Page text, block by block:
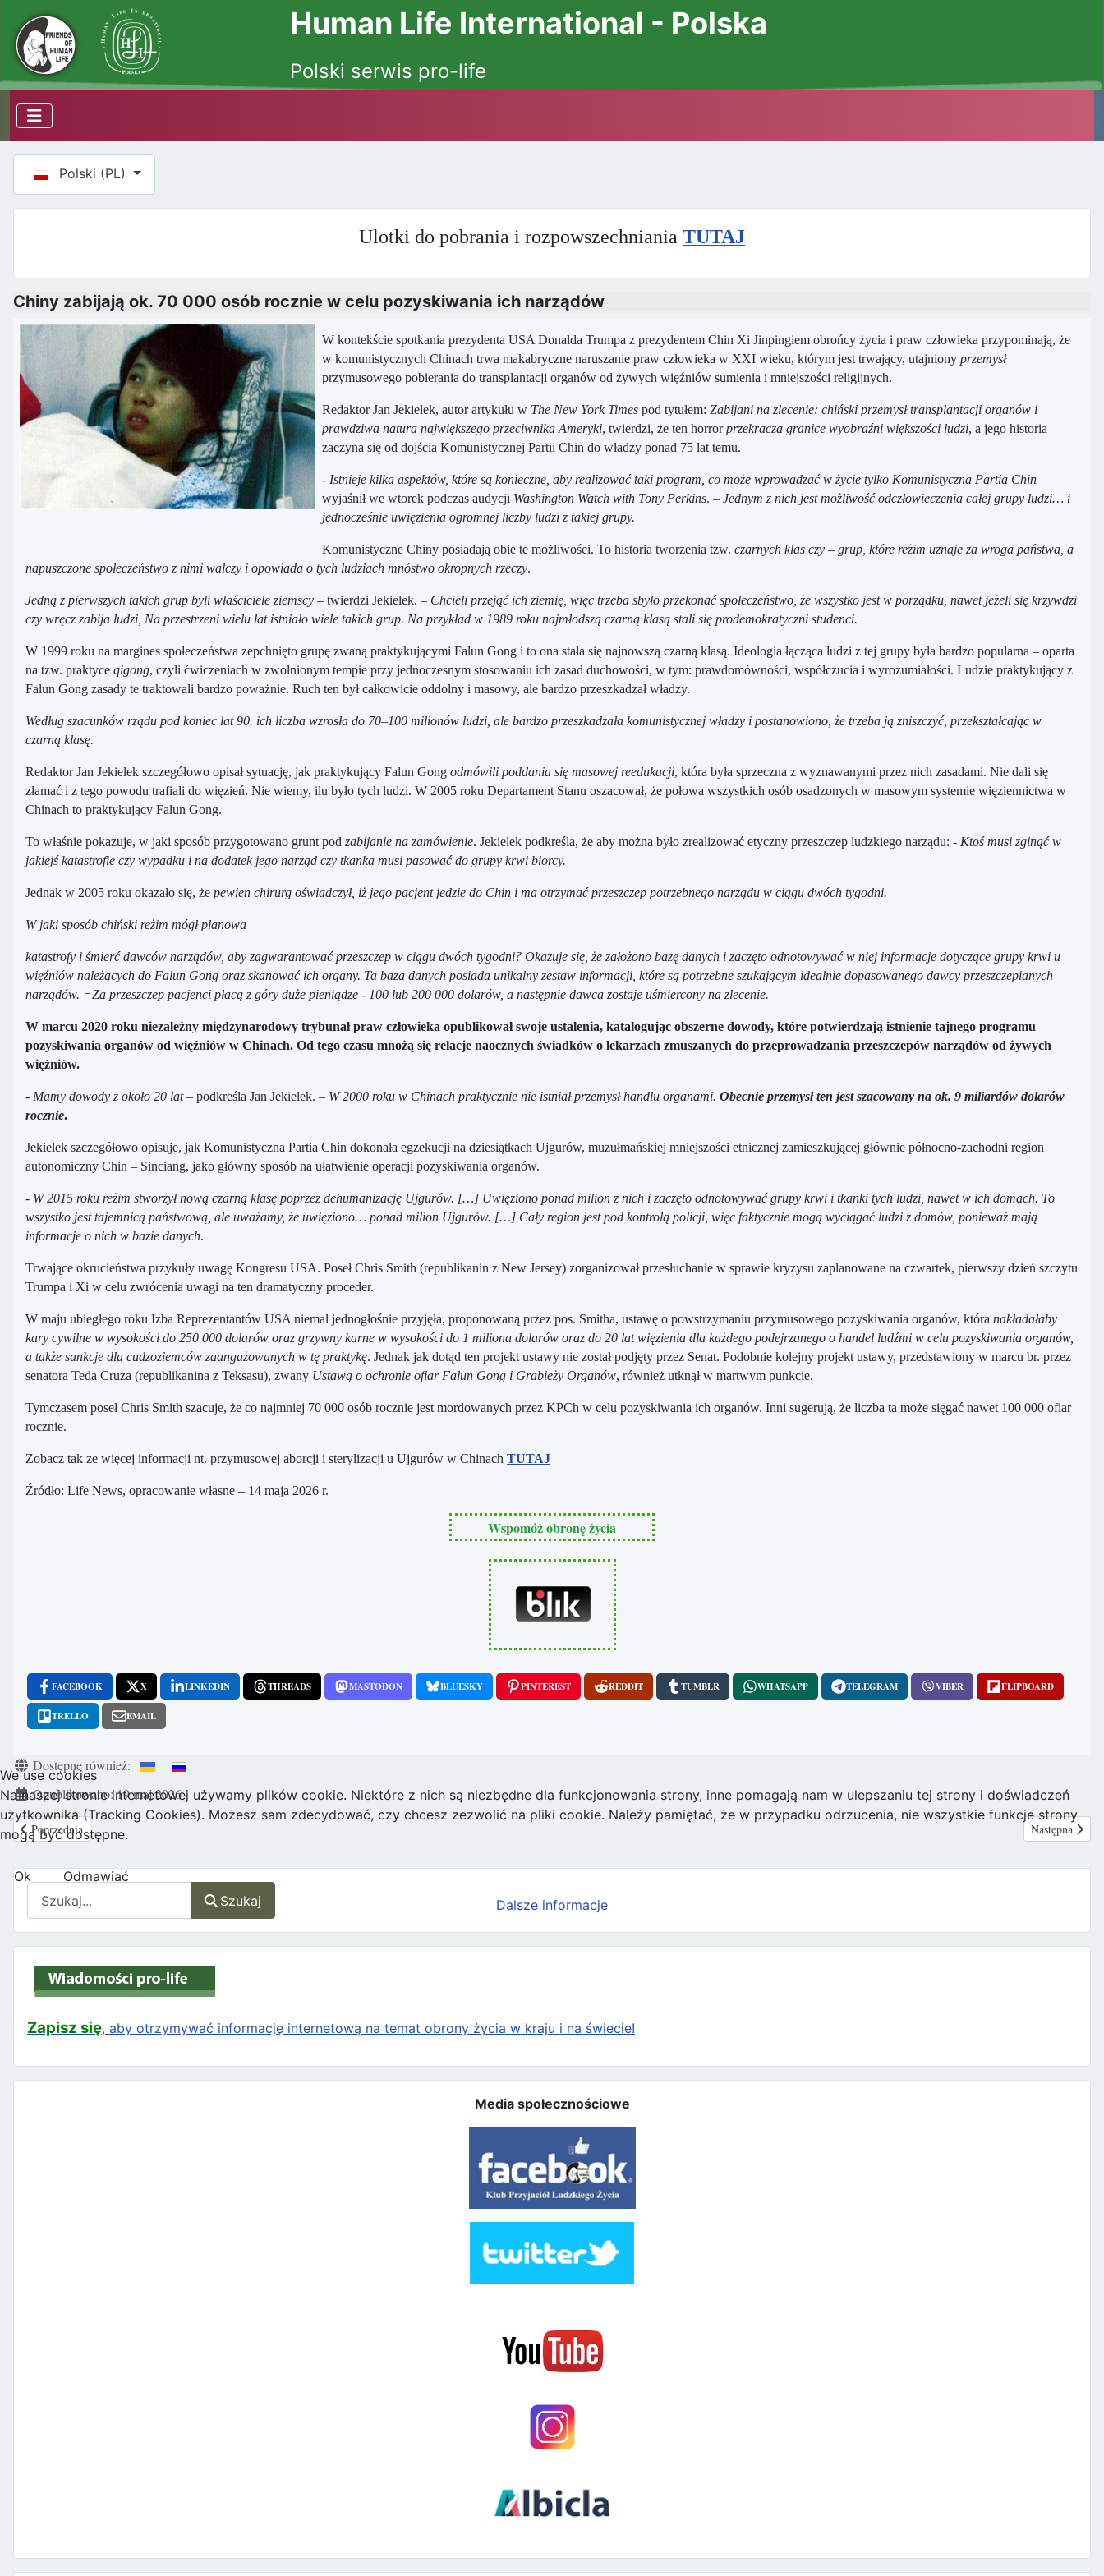
Human Life International - Polska
Polski serwis pro-life
Szukaj
Zapisz się, aby otrzymywać informację internetową na temat obrony życia w kraju i na świecie!
Media społecznościowe
Wybierz swój język
Polski (PL)
Ulotki do pobrania i rozpowszechniania TUTAJ
Chiny zabijają ok. 70 000 osób rocznie w celu pozyskiwania ich narządów
W kontekście spotkania prezydenta USA Donalda Trumpa z prezydentem Chin Xi Jinpingiem obrońcy życia i praw człowieka przypominają, że
w komunistycznych Chinach trwa makabryczne naruszanie praw człowieka w XXI wieku, którym jest trwający, utajniony przemysł
przymusowego pobierania do transplantacji organów od żywych więźniów sumienia i mniejszości religijnych.
Redaktor Jan Jekielek, autor artykułu w The New York Times pod tytułem: Zabijani na zlecenie: chiński przemysł transplantacji organów i
prawdziwa natura największego przeciwnika Ameryki, twierdzi, że ten horrorprzekracza granice wyobraźni większości ludzi, a jego historia
zaczyna się od dojścia Komunistycznej Partii Chin do władzy ponad 75 lat temu.
- Istnieje kilka aspektów, które są konieczne, aby realizować taki program, co może wprowadzać w życie tylko Komunistyczna Partia Chin –
wyjaśnił we wtorek podczas audycji Washington Watch with Tony Perkins. – Jednym z nich jest możliwość odczłowieczenia całej grupy ludzi… i
jednocześnie uwięzienia ogromnej liczby ludzi z takiej grupy.
Komunistyczne Chiny posiadają obie te możliwości. To historia tworzenia tzw. czarnych klas czy – grup, które reżim uznaje za wroga państwa, a
napuszczone społeczeństwo z nimi walczy i opowiada o tych ludziach mnóstwo okropnych rzeczy.
Jedną z pierwszych takich grup byli właściciele ziemscy – twierdzi Jekielek. – Chcieli przejąć ich ziemię, więc trzeba sbyło przekonać społeczeństwo, że wszystko jest w porządku, nawet jeżeli się krzywdzi
czy wręcz zabija ludzi, Na przestrzeni wielu lat istniało wiele takich grup. Na przykład w 1989 roku najmłodszą czarną klasą stali się prodemokratyczni studenci.
W 1999 roku na margines społeczeństwa zepchnięto grupę zwaną praktykującymi Falun Gong i to ona stała się najnowszą czarną klasą. Ideologia łącząca ludzi z tej grupy była bardzo popularna – oparta
na tzw. praktyce qigong, czyli ćwiczeniach w zwolnionym tempie przy jednoczesnym stosowaniu ich zasad duchowości, w tym: prawdomówności, współczucia i wyrozumiałości. Ludzie praktykujący z
Falun Gong zasady te traktowali bardzo poważnie. Ruch ten był całkowicie oddolny i masowy, ale bardzo przeszkadzał władzy.
Według szacunków rządu pod koniec lat 90. ich liczba wzrosła do 70–100 milionów ludzi, ale bardzo przeszkadzała komunistycznej władzy i postanowiono, że trzeba ją zniszczyć, przekształcając w
czarną klasę.
Redaktor Jan Jekielek szczegółowo opisał sytuację, jak praktykujący Falun Gong odmówili poddania się masowej reedukacji, która była sprzeczna z wyznawanymi przez nich zasadami. Nie dali się
złamać i z tego powodu trafiali do więzień. Nie wiemy, ilu było tych ludzi. W 2005 roku Departament Stanu oszacował, że połowa wszystkich osób osadzonych w masowym systemie więziennictwa w
Chinach to praktykujący Falun Gong.
To właśnie pokazuje, w jaki sposób przygotowano grunt pod zabijanie na zamówienie. Jekielek podkreśla, że aby można było zrealizować etyczny przeszczep ludzkiego narządu: - Ktoś musi zginąć w
jakiejś katastrofie czy wypadku i na dodatek jego narząd czy tkanka musi pasować do grupy krwi biorcy.
Jednak w 2005 roku okazało się, że pewien chirurg oświadczył, iż jego pacjent jedzie do Chin i ma otrzymać przeszczep potrzebnego narządu w ciągu dwóch tygodni.
W jaki sposób chiński reżim mógł planowa
katastrofy i śmierć dawców narządów, aby zagwarantować przeszczep w ciągu dwóch tygodni? Okazuje się, że założono bazę danych i zaczęto odnotowywać w niej informacje dotyczące grupy krwi u
więźniów należących do Falun Gong oraz skanować ich organy. Ta baza danych posiada unikalny zestaw informacji, które są potrzebne szukającym idealnie dopasowanego dawcy przeszczepianych
narządów. =Za przeszczep pacjenci płacą z góry duże pieniądze - 100 lub 200 000 dolarów, a następnie dawca zostaje uśmiercony na zlecenie.
W marcu 2020 roku niezależny międzynarodowy trybunał praw człowieka opublikował swoje ustalenia, katalogując obszerne dowody, które potwierdzają istnienie tajnego programu
pozyskiwania organów od więźniów w Chinach. Od tego czasu mnożą się relacje naocznych świadków o lekarzach zmuszanych do przeprowadzania przeszczepów narządów od żywych
więźniów.
- Mamy dowody z około 20 lat– podkreśla Jan Jekielek. – W 2000 roku w Chinach praktycznie nie istniał przemysł handlu organami. Obecnie przemysł ten jest szacowany na ok. 9 miliardów dolarów
rocznie.
Jekielek szczegółowo opisuje, jak Komunistyczna Partia Chin dokonała egzekucji na dziesiątkach Ujgurów, muzułmańskiej mniejszości etnicznej zamieszkującej głównie północno-zachodni region
autonomiczny Chin – Sinciang, jako główny sposób na ułatwienie operacji pozyskiwania organów.
- W 2015 roku reżim stworzył nową czarną klasę poprzez dehumanizację Ujgurów. […] Uwięziono ponad milion z nich i zaczęto odnotowywać grupy krwi i tkanki tych ludzi, nawet w ich domach. To
wszystko jest tajemnicą państwową, ale uważamy, że uwięziono… ponad milion Ujgurów. […] Cały region jest pod kontrolą policji, więc faktycznie mogą wyciągać ludzi z domów, ponieważ mają
informacje o nich w bazie danych.
Trwające okrucieństwa przykuły uwagę Kongresu USA. Poseł Chris Smith (republikanin z New Jersey) zorganizował przesłuchanie w sprawie kryzysu zaplanowane na czwartek, pierwszy dzień szczytu
Trumpa i Xi w celu zwrócenia uwagi na ten dramatyczny proceder.
W maju ubiegłego roku Izba Reprezentantów USA niemal jednogłośnie przyjęła, proponowaną przez pos. Smitha, ustawę o powstrzymaniu przymusowego pozyskiwania organów, która nakładałaby
kary cywilne w wysokości do 250 000 dolarów oraz grzywny karne w wysokości do 1 miliona dolarów oraz do 20 lat więzienia dla każdego podejrzanego o handel ludźmi w celu pozyskiwania organów,
a także sankcje dla cudzoziemców zaangażowanych w tę praktykę. Jednak jak dotąd ten projekt ustawy nie został podjęty przez Senat. Podobnie kolejny projekt ustawy, przedstawiony w marcu br. przez
senatora Teda Cruza (republikanina z Teksasu), zwany Ustawą o ochronie ofiar Falun Gong i Grabieży Organów, również utknął w martwym punkcie.
Tymczasem poseł Chris Smith szacuje, że co najmniej 70 000 osób rocznie jest mordowanych przez KPCh w celu pozyskiwania ich organów. Inni sugerują, że liczba ta może sięgać nawet 100 000 ofiar
rocznie.
Zobacz tak ze więcej informacji nt. przymusowej aborcji i sterylizacji u Ujgurów w Chinach TUTAJ
Źródło: Life News, opracowanie własne – 14 maja 2026 r.
Wspomóż obronę życia
FACEBOOK X LINKEDIN THREADS MASTODON BLUESKY PINTEREST REDDIT TUMBLR WHATSAPP TELEGRAM VIBER FLIPBOARD
TRELLO EMAIL
Szczegóły
Dostępne również:
Opublikowano: 19 maj 2026
Poprzednia strona: Dziecko jak przedmiot zamówienia. Francja, Niemcy, Włochy i Hiszpania zakazały surogacji. Czy podobnie będzie w Wielkiej Brytanii?
Poprzednia Następna
Następna
We use cookies
Na naszej stronie internetowej używamy plików cookie. Niektóre z nich są niezbędne dla funkcjonowania strony, inne pomagają nam w ulepszaniu tej strony i doświadczeń
użytkownika (Tracking Cookies). Możesz sam zdecydować, czy chcesz zezwolić na pliki cookie. Należy pamiętać, że w przypadku odrzucenia, nie wszystkie funkcje strony
mogą być dostępne.
Ok
Odmawiać
Dalsze informacje